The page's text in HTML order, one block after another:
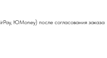
ЮMoney) после согласования заказа